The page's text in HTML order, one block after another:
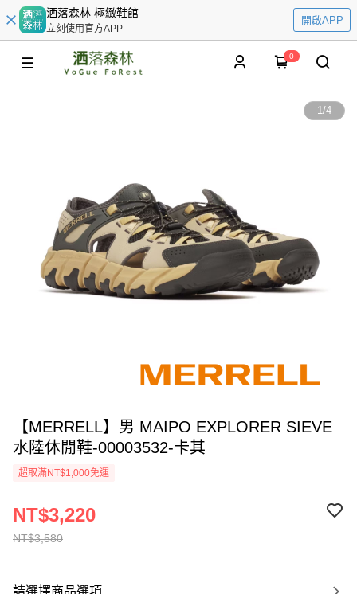
洒落森林 極緻鞋館
立刻使用官方APP
開啟APP
0
1/4
【MERRELL】男 MAIPO EXPLORER SIEVE
水陸休閒鞋-00003532-卡其
超取滿NT$1,000免運
NT$3,580
NT$3,220
請選擇商品選項